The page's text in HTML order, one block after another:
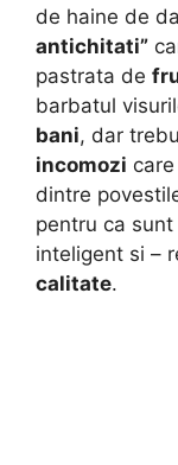
de haine de
antichitati”
pastrata de
barbatul
bani, dar
incomozi
dintre
pentru ca
inteligent si –
calitate.